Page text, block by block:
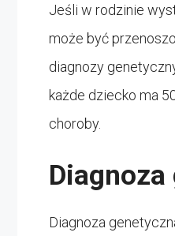
Jeśli w rodzinie
może być
diagnozy
każde dziecko ma
choroby.
Diagnoza
Diagnoza